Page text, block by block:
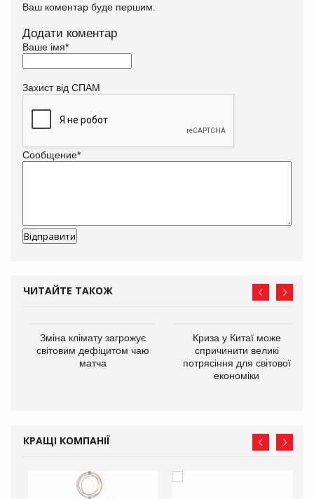
Ваш коментар буде першим.
Додати коментар
Ваше імя*
Захист від СПАМ
Сообщение*
ЧИТАЙТЕ ТАКОЖ
Зміна клімату загрожує
світовим дефіцитом чаю
матча
Криза у Китаї може
спричинити великі
потрясіння для світової
економіки
КРАЩІ КОМПАНІЇ